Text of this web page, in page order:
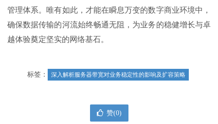
管理体系。唯有如此，才能在瞬息万变的数字商业环境中，
确保数据传输的河流始终畅通无阻，为业务的稳健增长与卓
越体验奠定坚实的网络基石。
标签： 深入解析服务器带宽对业务稳定性的影响及扩容策略
赞(0)